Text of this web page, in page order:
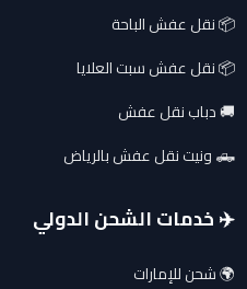
📦 نقل عفش الباحة
📦 نقل عفش سبت العلايا
🚚 دباب نقل عفش
🛻 ونيت نقل عفش بالرياض
✈️ خدمات الشحن الدولي
🌍 شحن للإمارات